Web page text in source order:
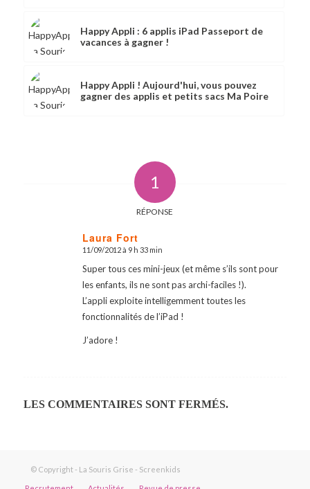
Happy Appli : 6 applis iPad Passeport de
vacances à gagner !
Happy Appli ! Aujourd'hui, vous pouvez
gagner des applis et petits sacs Ma Poire
1
RÉPONSE
Laura Fort
dit
11/09/2012 à 9 h 33 min
Super tous ces mini-jeux (et même s’ils sont pour
les enfants, ils ne sont pas archi-faciles !).
L’appli exploite intelligemment toutes les
fonctionnalités de l’iPad !
J’adore !
LES COMMENTAIRES SONT FERMÉS.
© Copyright - La Souris Grise - Screenkids